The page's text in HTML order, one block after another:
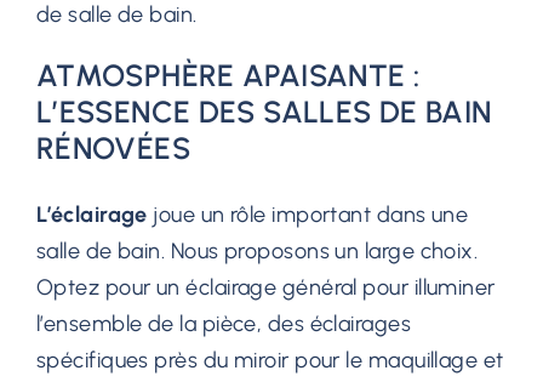
de salle de bain.
ATMOSPHÈRE APAISANTE :
L’ESSENCE DES SALLES DE BAIN
RÉNOVÉES
L’éclairage joue un rôle important dans une
salle de bain. Nous proposons un large choix.
Optez pour un éclairage général pour illuminer
l’ensemble de la pièce, des éclairages
spécifiques près du miroir pour le maquillage et